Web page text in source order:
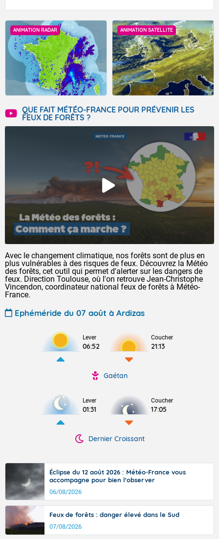
ANIMATION RADAR ANIMATION SATELLITE
QUE FAIT MÉTÉO-FRANCE POUR PRÉVENIR LES
FEUX DE FORÊTS ?
Avec le changement climatique, nos forêts sont de plus en
plus vulnérables à des risques de feux. Découvrez la Météo
des forêts, cet outil qui permet d'alerter sur les dangers de
feux. Direction Toulouse, où l'on retrouve Jean-Christophe
Vincendon, coordinateur national feux de forêts à Météo-
France.
Ephéméride du 07 août à Ardizas
Lever
06:52
Coucher
21:13
Gaétan
Lever
01:31
Coucher
17:05
Dernier Croissant
Éclipse du 12 août 2026 : Météo-France vous
accompagne pour bien l'observer
06/08/2026
Feux de forêts : danger élevé dans le Sud
07/08/2026